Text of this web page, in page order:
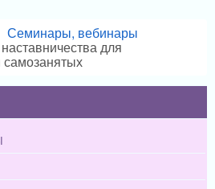
Семинары, вебинары
для